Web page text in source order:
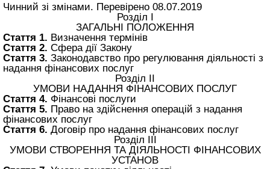
Чинний зі змінами. Перевірено 08.07.2019
Розділ I
ЗАГАЛЬНІ ПОЛОЖЕННЯ
Стаття 1. Визначення термінів
Стаття 2. Сфера дії Закону
Стаття 3. Законодавство про регулювання діяльності з
надання фінансових послуг
Розділ II
УМОВИ НАДАННЯ ФІНАНСОВИХ ПОСЛУГ
Стаття 4. Фінансові послуги
Стаття 5. Право на здійснення операцій з надання
фінансових послуг
Стаття 6. Договір про надання фінансових послуг
Розділ III
УМОВИ СТВОРЕННЯ ТА ДІЯЛЬНОСТІ ФІНАНСОВИХ
УСТАНОВ